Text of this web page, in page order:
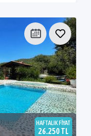
HAFTALIK FİYAT
26.250 TL